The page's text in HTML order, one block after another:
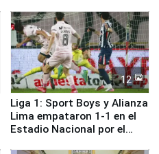
12
Liga 1: Sport Boys y Alianza
Lima empataron 1-1 en el
Estadio Nacional por el